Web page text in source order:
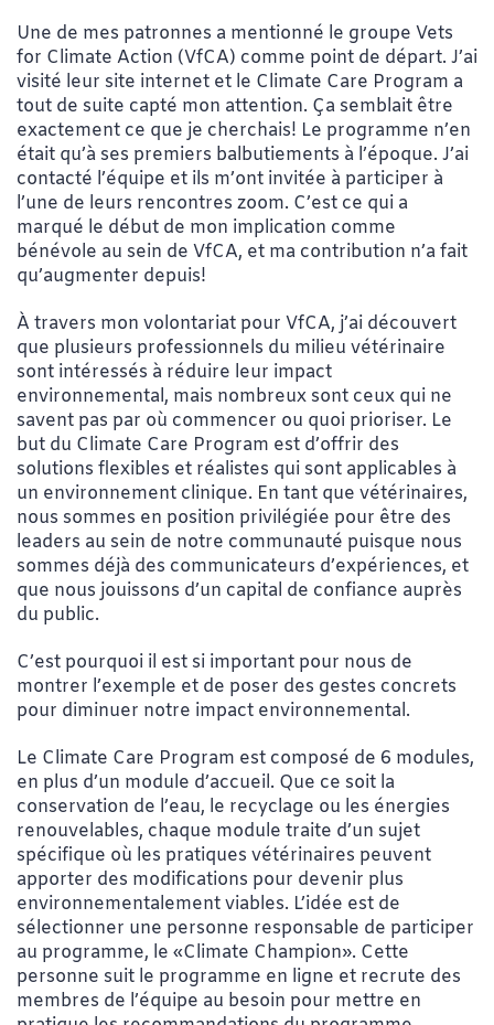
Une de mes patronnes a mentionné le groupe Vets
for Climate Action (VfCA) comme point de départ. J’ai
visité leur site internet et le Climate Care Program a
tout de suite capté mon attention. Ça semblait être
exactement ce que je cherchais! Le programme n’en
était qu’à ses premiers balbutiements à l’époque. J’ai
contacté l’équipe et ils m’ont invitée à participer à
l’une de leurs rencontres zoom. C’est ce qui a
marqué le début de mon implication comme
bénévole au sein de VfCA, et ma contribution n’a fait
qu’augmenter depuis!
À travers mon volontariat pour VfCA, j’ai découvert
que plusieurs professionnels du milieu vétérinaire
sont intéressés à réduire leur impact
environnemental, mais nombreux sont ceux qui ne
savent pas par où commencer ou quoi prioriser. Le
but du Climate Care Program est d’offrir des
solutions flexibles et réalistes qui sont applicables à
un environnement clinique. En tant que vétérinaires,
nous sommes en position privilégiée pour être des
leaders au sein de notre communauté puisque nous
sommes déjà des communicateurs d’expériences, et
que nous jouissons d’un capital de confiance auprès
du public.
C’est pourquoi il est si important pour nous de
montrer l’exemple et de poser des gestes concrets
pour diminuer notre impact environnemental.
Le Climate Care Program est composé de 6 modules,
en plus d’un module d’accueil. Que ce soit la
conservation de l’eau, le recyclage ou les énergies
renouvelables, chaque module traite d’un sujet
spécifique où les pratiques vétérinaires peuvent
apporter des modifications pour devenir plus
environnementalement viables. L’idée est de
sélectionner une personne responsable de participer
au programme, le «Climate Champion». Cette
personne suit le programme en ligne et recrute des
membres de l’équipe au besoin pour mettre en